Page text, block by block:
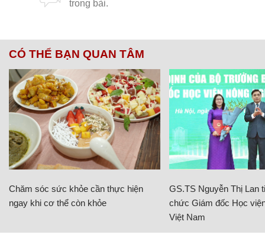
CÓ THỂ BẠN QUAN TÂM
Chăm sóc sức khỏe cần thực hiện
ngay khi cơ thể còn khỏe
GS.TS Nguyễn Thị Lan
chức Giám đốc Học
Việt Nam